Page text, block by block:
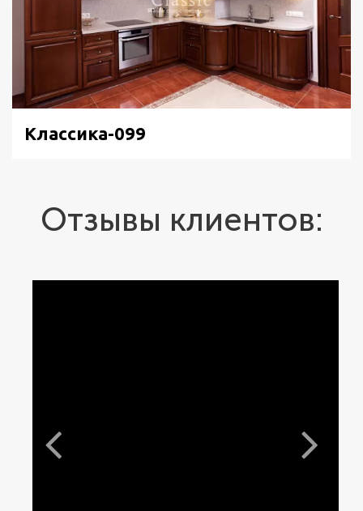
Классика-099
Отзывы клиентов: